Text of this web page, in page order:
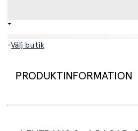
-Välj butik
PRODUKTINFORMATION
Praktisk plastlåda från Hama som